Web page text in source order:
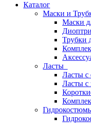
Каталог
Маски и
Маски
Трубки
Ласты
Ласты с
Ласты с